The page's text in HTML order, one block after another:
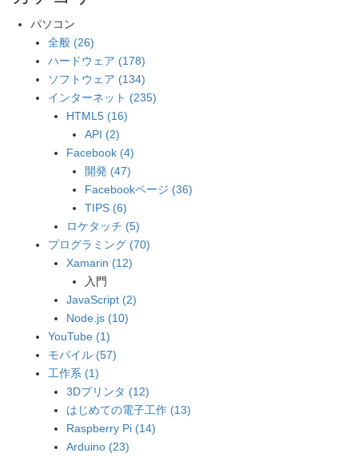
パソコン
全般 (26)
ハードウェア (178)
ソフトウェア (134)
インターネット (235)
HTML5 (16)
API (2)
Facebook (4)
開発 (47)
Facebookページ (36)
TIPS (6)
ロケタッチ (5)
プログラミング (70)
Xamarin (12)
入門
JavaScript (2)
Node.js (10)
YouTube (1)
モバイル (57)
工作系 (1)
3Dプリンタ (12)
はじめての電子工作 (13)
Raspberry Pi (14)
Arduino (23)